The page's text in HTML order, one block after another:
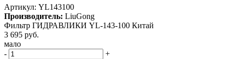
Артикул: YL143100
Производитель: LiuGong
Фильтр ГИДРАВЛИКИ YL-143-100 Китай
3 695 руб.
мало
-
+